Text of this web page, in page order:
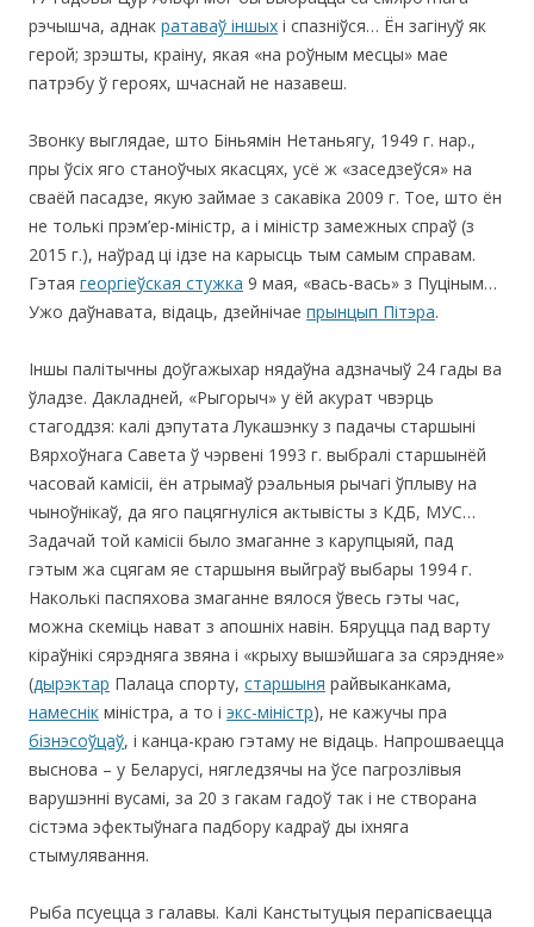
рэчышча, аднак ратаваў іншых і спазніўся… Ён загінуў як
герой; зрэшты, краіну, якая «на роўным месцы» мае
патрэбу ў героях, шчаснай не назавеш.
Звонку выглядае, што Біньямін Нетаньягу, 1949 г. нар.,
пры ўсіх яго станоўчых якасцях, усё ж «заседзеўся» на
сваёй пасадзе, якую займае з сакавіка 2009 г. Тое, што ён
не толькі прэм’ер-міністр, а і міністр замежных спраў (з
2015 г.), наўрад ці ідзе на карысць тым самым справам.
Гэтая георгіеўская стужка 9 мая, «вась-вась» з Пуціным…
Ужо даўнавата, відаць, дзейнічае прынцып Пітэра.
Іншы палітычны доўгажыхар нядаўна адзначыў 24 гады ва
ўладзе. Дакладней, «Рыгорыч» у ёй акурат чвэрць
стагоддзя: калі дэпутата Лукашэнку з падачы старшыні
Вярхоўнага Савета ў чэрвені 1993 г. выбралі старшынёй
часовай камісіі, ён атрымаў рэальныя рычагі ўплыву на
чыноўнікаў, да яго пацягнуліся актывісты з КДБ, МУС…
Задачай той камісіі было змаганне з карупцыяй, пад
гэтым жа сцягам яе старшыня выйграў выбары 1994 г.
Наколькі паспяхова змаганне вялося ўвесь гэты час,
можна скеміць нават з апошніх навін. Бяруцца пад варту
кіраўнікі сярэдняга звяна і «крыху вышэйшага за сярэдняе»
(дырэктар Палаца спорту, старшыня райвыканкама,
намеснік міністра, а то і экс-міністр), не кажучы пра
бізнэсоўцаў, і канца-краю гэтаму не відаць. Напрошваецца
выснова – у Беларусі, нягледзячы на ўсе пагрозлівыя
варушэнні вусамі, за 20 з гакам гадоў так і не створана
сістэма эфектыўнага падбору кадраў ды іхняга
стымулявання.
Рыба псуецца з галавы. Калі Канстытуцыя перапісваецца